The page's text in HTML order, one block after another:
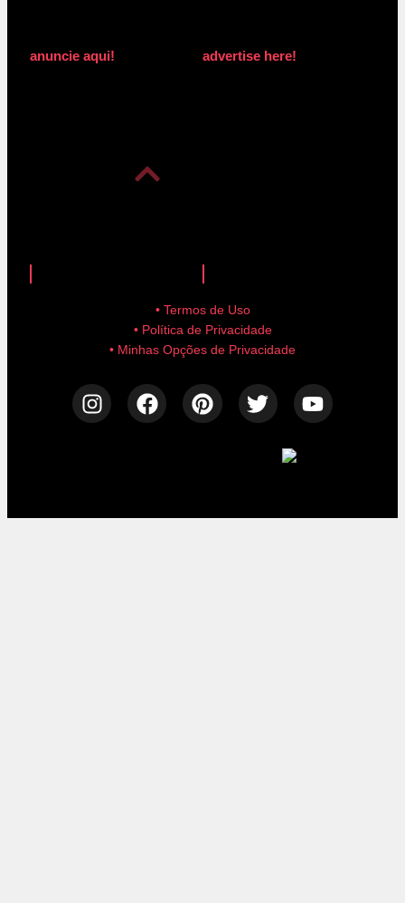
anuncie aqui! advertise here!
• Termos de Uso
• Política de Privacidade
• Minhas Opções de Privacidade